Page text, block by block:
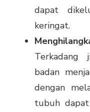
dapat
keringat.
Terkadang
badan
dengan
tubuh